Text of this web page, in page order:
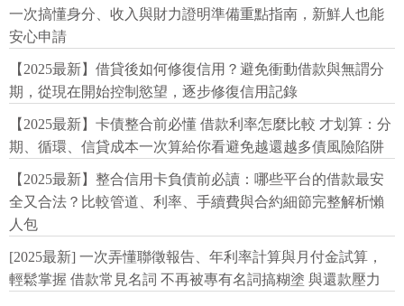
一次搞懂身分、收入與財力證明準備重點指南，新鮮人也能
安心申請
【2025最新】借貸後如何修復信用？避免衝動借款與無謂分
期，從現在開始控制慾望，逐步修復信用記錄
【2025最新】卡債整合前必懂 借款利率怎麼比較 才划算：分
期、循環、信貸成本一次算給你看避免越還越多債風險陷阱
【2025最新】整合信用卡負債前必讀：哪些平台的借款最安
全又合法？比較管道、利率、手續費與合約細節完整解析懶
人包
[2025最新] 一次弄懂聯徵報告、年利率計算與月付金試算，
輕鬆掌握 借款常見名詞 不再被專有名詞搞糊塗 與還款壓力